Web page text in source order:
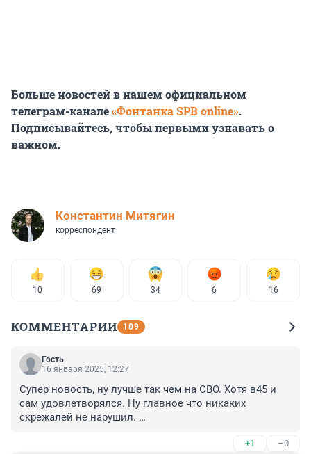
Больше новостей в нашем официальном
телеграм-канале«Фонтанка SPB online».
Подписывайтесь, чтобы первыми узнавать о
важном.
Константин Митягин
корреспондент
10 69 34 6 16
КОММЕНТАРИИ 109
Гость
16 января 2025, 12:27
Супер новость, ну лучше так чем на СВО. Хотя в45 и
сам удовлетворялся. Ну главное что никаких
скрежалей не нарушил.
+1 –0